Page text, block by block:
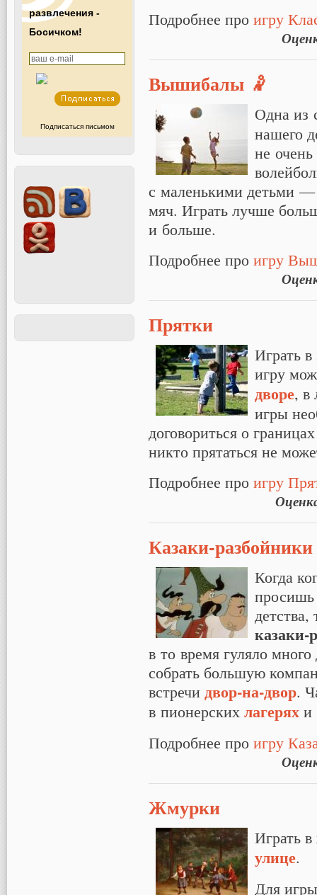
Подробнее про игру
Вышибалы 🤾
Одна из
нашего
не
с маленькими детьми —
мяч. Играть лучше
и больше.
Подробнее про игру
Прятки
Играть
игру
дворе, в
игры
договориться о
никто прятаться не
Подробнее про игру
Казаки-разбойники
Когда
казаки-
в то время гуляло
собрать большую
встречи двор-на-двор.
в пионерских лагерях и
Подробнее про игру
Жмурки
Играть
улице.
Для
развлечения -
Босичком!
Подписаться письмом